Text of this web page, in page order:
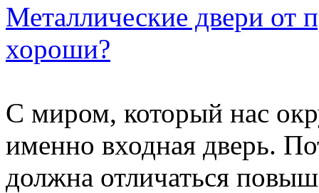
Металлические двери от
хороши?
С миром, который нас
именно входная дверь.
должна отличаться